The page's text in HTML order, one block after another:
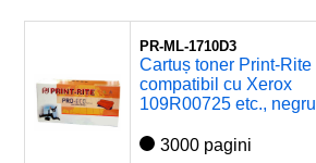
PR-ML-1710D3
Cartuș toner Print-Rite
compatibil cu Xerox
109R00725 etc., negru
3000 pagini